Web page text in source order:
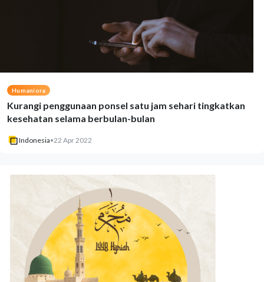
Humaniora
Kurangi penggunaan ponsel satu jam sehari tingkatkan
kesehatan selama berbulan-bulan
Indonesia•22 Apr 2022